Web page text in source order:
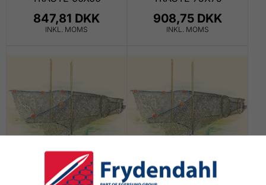
847,81 DKK
INKL. MOMS
908,75 DKK
INKL. MOMS